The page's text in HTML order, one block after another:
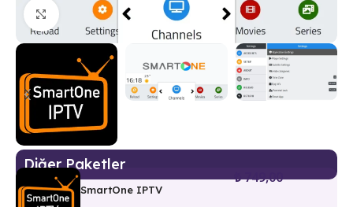
Büyütmek için tıklayın
Diğer Paketler
SmartOne IPTV
₺749,00